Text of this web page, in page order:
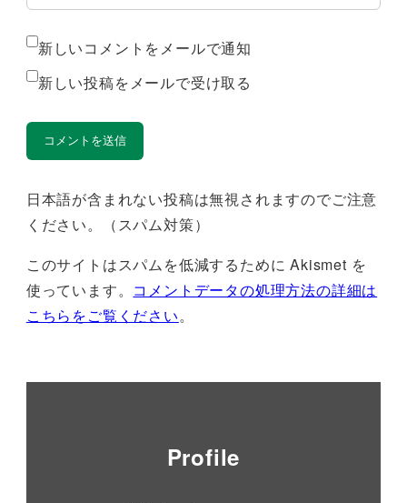
新しいコメントをメールで通知
新しい投稿をメールで受け取る
日本語が含まれない投稿は無視されますのでご注意
ください。（スパム対策）
このサイトはスパムを低減するために Akismet を
使っています。 コメントデータの処理方法の詳細は
こちらをご覧ください。
Profile